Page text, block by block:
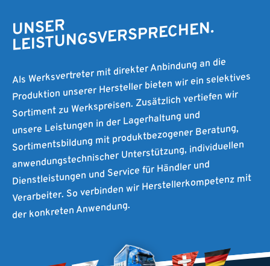
UNSER
LEISTUNGSVERSPRECHEN.
Als Werksvertreter mit direkter Anbindung an die
Produktion unserer Hersteller bieten wir ein selektives
Sortiment zu Werkspreisen. Zusätzlich vertiefen wir
unsere Leistungen in der Lagerhaltung und
Sortimentsbildung mit produktbezogener Beratung,
anwendungstechnischer Unterstützung, individuellen
Dienstleistungen und Service für Händler und
Verarbeiter. So verbinden wir Herstellerkompetenz mit
der konkreten Anwendung.